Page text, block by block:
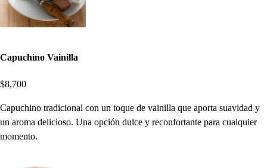
Capuchino Vainilla
$8,700
Capuchino tradicional con un toque de vainilla que aporta suavidad y
un aroma delicioso. Una opción dulce y reconfortante para cualquier
momento.